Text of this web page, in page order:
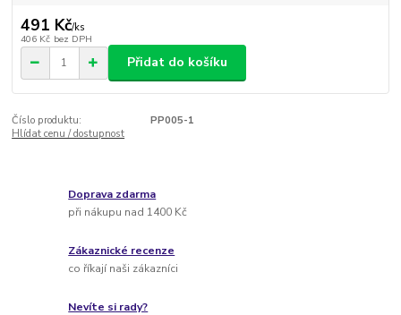
491 Kč/ks
406 Kč bez DPH
Přidat do košíku
Číslo produktu:
PP005-1
Hlídat cenu / dostupnost
Doprava zdarma
při nákupu nad 1400 Kč
Zákaznické recenze
co říkají naši zákazníci
Nevíte si rady?